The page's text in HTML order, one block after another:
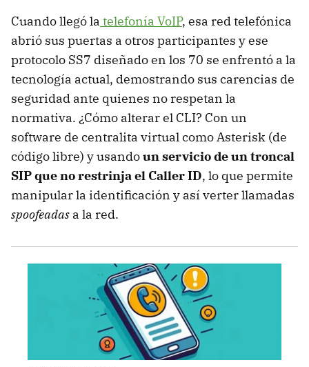
Cuando llegó la telefonía VoIP, esa red telefónica
abrió sus puertas a otros participantes y ese
protocolo SS7 diseñado en los 70 se enfrentó a la
tecnología actual, demostrando sus carencias de
seguridad ante quienes no respetan la
normativa. ¿Cómo alterar el CLI? Con un
software de centralita virtual como Asterisk (de
código libre) y usandoun servicio de un troncal
SIP que no restrinja el Caller ID, lo que permite
manipular la identificación y así verter llamadas
spoofeadas a la red.